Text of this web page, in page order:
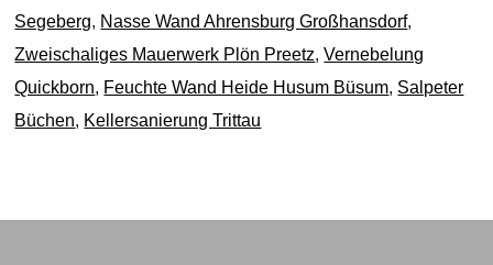
Segeberg, Nasse Wand Ahrensburg Großhansdorf,
Zweischaliges Mauerwerk Plön Preetz,Vernebelung
Quickborn, Feuchte Wand Heide Husum Büsum, Salpeter
Büchen, Kellersanierung Trittau